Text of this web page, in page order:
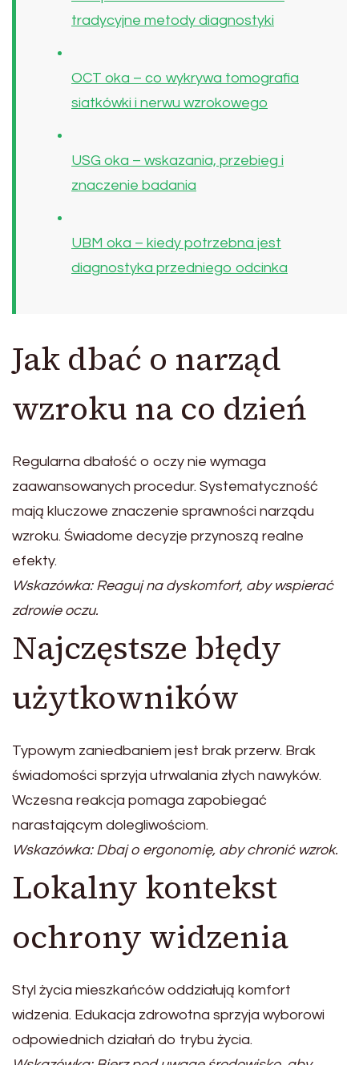
tradycyjne metody diagnostyki
OCT oka – co wykrywa tomografia
siatkówki i nerwu wzrokowego
USG oka – wskazania, przebieg i
znaczenie badania
UBM oka – kiedy potrzebna jest
diagnostyka przedniego odcinka
Jak dbać o narząd
wzroku na co dzień
Regularna dbałość o oczy nie wymaga
zaawansowanych procedur. Systematyczność
mają kluczowe znaczenie sprawności narządu
wzroku. Świadome decyzje przynoszą realne
efekty.
Wskazówka: Reaguj na dyskomfort, aby wspierać
zdrowie oczu.
Najczęstsze błędy
użytkowników
Typowym zaniedbaniem jest brak przerw. Brak
świadomości sprzyja utrwalania złych nawyków.
Wczesna reakcja pomaga zapobiegać
narastającym dolegliwościom.
Wskazówka: Dbaj o ergonomię, aby chronić wzrok.
Lokalny kontekst
ochrony widzenia
Styl życia mieszkańców oddziałują komfort
widzenia. Edukacja zdrowotna sprzyja wyborowi
odpowiednich działań do trybu życia.